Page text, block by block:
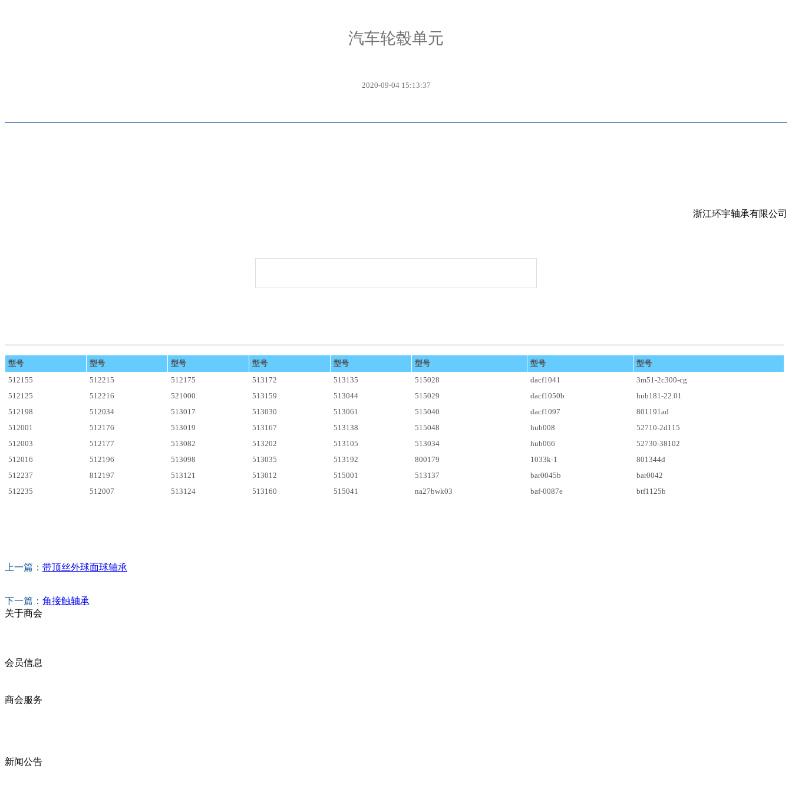
汽车轮毂单元
2020-09-04 15:13:37
浙江环宇轴承有限公司
型号 型号 型号 型号 型号 型号 型号
型号
512155
512215 512175 513172 513135 515028 dacf1041
3m51-2c300-cg
512125
512216 521000 513159 513044 515029 dacf1050b
hub181-22.01
512198
512034 513017 513030 513061 515040 dacf1097
801191ad
512001
512176 513019 513167 513138 515048 hub008
52710-2d115
512003
512177 513082 513202 513105 513034 hub066
52730-38102
512016
512196 513098 513035 513192 800179 1033k-1
801344d
512237
812197 513121 513012 515001 513137 bar0045b
bar0042
512235
512007 513124 513160 515041 na27bwk03 baf-0087e btf1125b
上一篇： 带顶丝外球面球轴承
下一篇： 角接触轴承
关于商会
会员信息
商会服务
新闻公告